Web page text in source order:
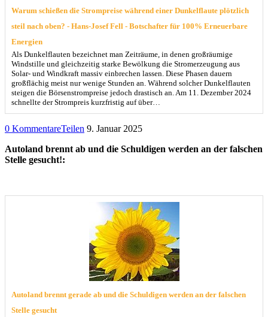
Warum schießen die Strompreise während einer Dunkelflaute plötzlich
steil nach oben? - Hans-Josef Fell - Botschafter für 100% Erneuerbare
Energien
Als Dunkelflauten bezeichnet man Zeiträume, in denen großräumige
Windstille und gleichzeitig starke Bewölkung die Stromerzeugung aus
Solar- und Windkraft massiv einbrechen lassen. Diese Phasen dauern
großflächig meist nur wenige Stunden an. Während solcher Dunkelflauten
steigen die Börsenstrompreise jedoch drastisch an. Am 11. Dezember 2024
schnellte der Strompreis kurzfristig auf über…
0 KommentareTeilen 9. Januar 2025
Autoland brennt ab und die Schuldigen werden an der falschen
Stelle gesucht!:
Autoland brennt gerade ab und die Schuldigen werden an der falschen
Stelle gesucht